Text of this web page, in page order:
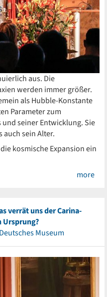
aus. Die
werden immer größer.
als Hubble-Konstante
Parameter zum
seiner Entwicklung. Sie
auch sein Alter.
kosmische Expansion ein
more
verrät uns der Carina-
Ursprung?
Museum